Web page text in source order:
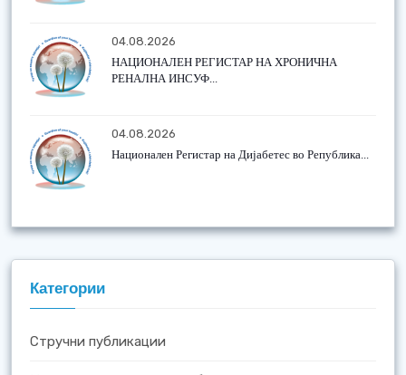
04.08.2026
НАЦИОНАЛЕН РЕГИСТАР НА ХРОНИЧНА
РЕНАЛНА ИНСУФ...
04.08.2026
Национален Регистар на Дијабетес во Република...
Категории
Стручни публикации